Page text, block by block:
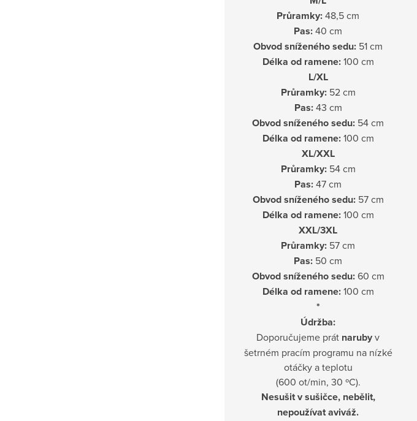
Průramky:48,5 cm
Pas:40 cm
Obvod sníženého sedu: 51 cm
Délka od ramene:100 cm
L/XL
Průramky: 52 cm
Pas:43 cm
Obvod sníženého sedu: 54 cm
Délka od ramene:100 cm
XL/XXL
Průramky: 54 cm
Pas:47 cm
Obvod sníženého sedu:57 cm
Délka od ramene:100 cm
XXL/3XL
Průramky: 57 cm
Pas: 50 cm
Obvod sníženého sedu:60 cm
Délka od ramene:100 cm
*
Údržba:
Doporučujeme prát narubyv
šetrném pracím programu na nízké
otáčky a teplotu
(600 ot/min, 30 ºC).
Nesušit v sušičce, nebělit,
nepoužívat aviváž.